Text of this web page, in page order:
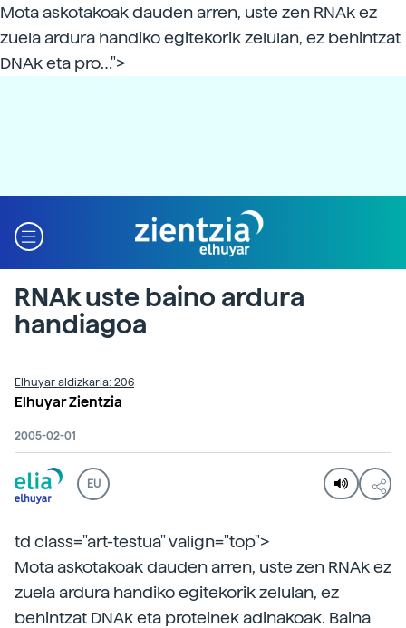
Mota askotakoak dauden arren, uste zen RNAk ez
zuela ardura handiko egitekorik zelulan, ez behintzat
DNAk eta pro…">
RNAk uste baino ardura
handiagoa
Elhuyar aldizkaria: 206
Elhuyar Zientzia
2005-02-01
EU
td class="art-testua" valign="top">
Mota askotakoak dauden arren, uste zen RNAk ez
zuela ardura handiko egitekorik zelulan, ez
behintzat DNAk eta proteinek adinakoak. Baina